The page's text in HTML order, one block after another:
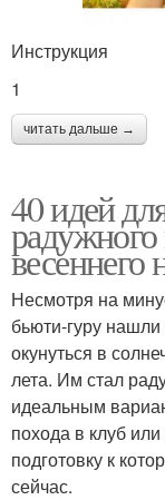
Инструкция
1
читать дальше →
40 идей
весеннего
Несмотря на
бьюти-гуру
окунуться в
лета. Им стал
идеальным
похода в клуб
подготовку к
сейчас.